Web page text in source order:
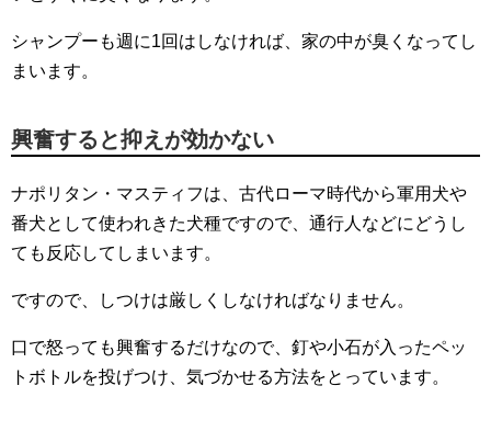
シャンプーも週に1回はしなければ、家の中が臭くなってし
まいます。
興奮すると抑えが効かない
ナポリタン・マスティフは、古代ローマ時代から軍用犬や
番犬として使われきた犬種ですので、通行人などにどうし
ても反応してしまいます。
ですので、しつけは厳しくしなければなりません。
口で怒っても興奮するだけなので、釘や小石が入ったペッ
トボトルを投げつけ、気づかせる方法をとっています。